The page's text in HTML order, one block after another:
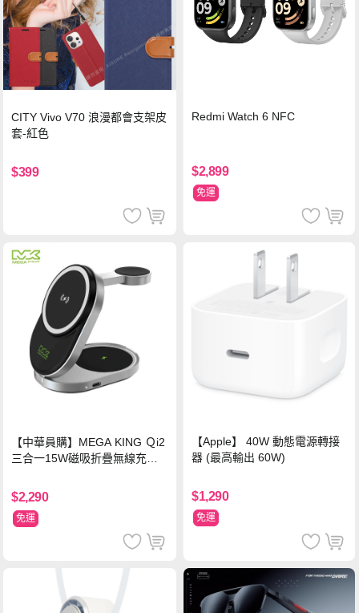
CITY Vivo V70 浪漫都會支架皮
套-紅色
$399
Redmi Watch 6 NFC
$2,899
免運
【中華員購】MEGA KING Ｑi2
三合一15W磁吸折疊無線充電
$2,290
免運
【Apple】 40W 動態電源轉接
器 (最高輸出 60W)
$1,290
免運